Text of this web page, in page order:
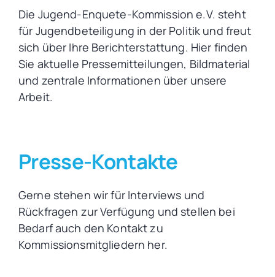
Die Jugend-Enquete-Kommission e.V. steht
für Jugendbeteiligung in der Politik und freut
sich über Ihre Berichterstattung. Hier finden
Sie aktuelle Pressemitteilungen, Bildmaterial
und zentrale Informationen über unsere
Arbeit.
Presse-Kontakte
Gerne stehen wir für Interviews und
Rückfragen zur Verfügung und stellen bei
Bedarf auch den Kontakt zu
Kommissionsmitgliedern her.